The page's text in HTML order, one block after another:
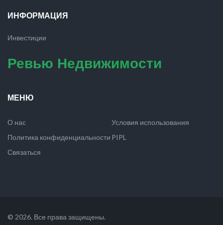
ИНФОРМАЦИЯ
Инвестиции
Ревью Недвижимости
МЕНЮ
О нас
Условия использования
Политика конфиденциальности PIPL
Связаться
© 2026. Все права защищены.